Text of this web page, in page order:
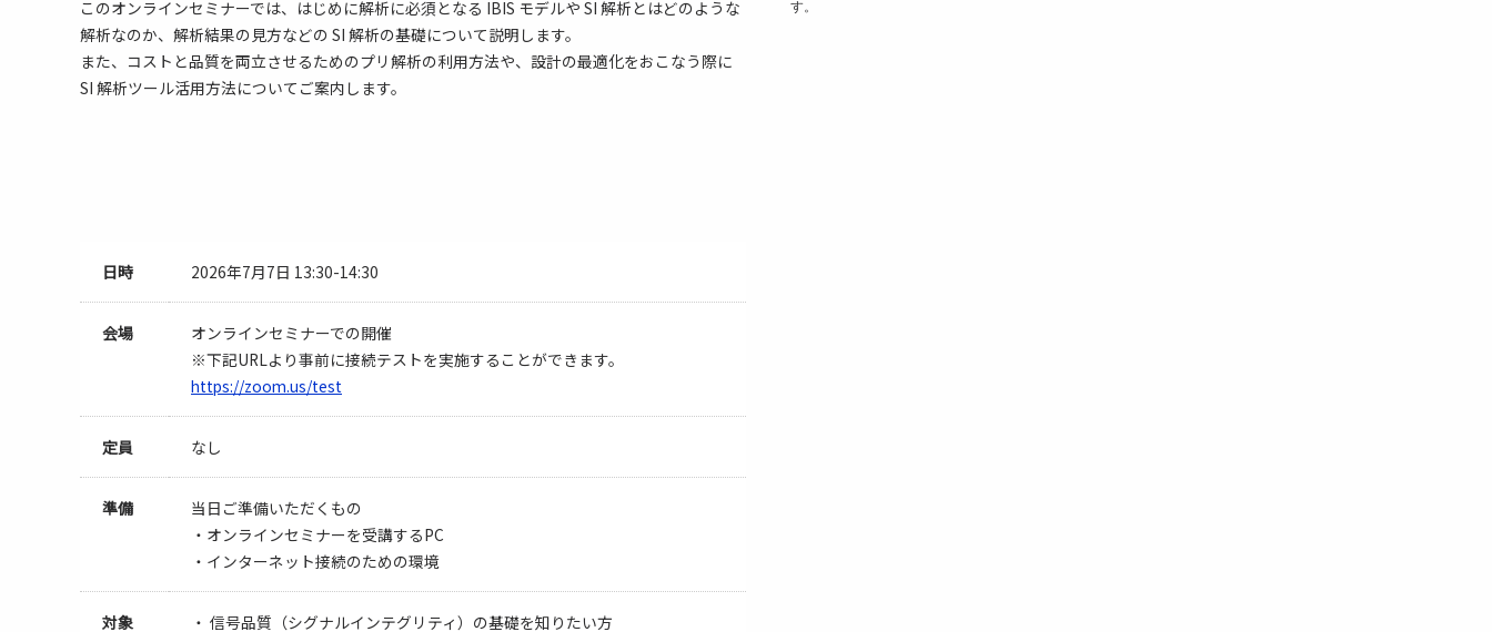
このオンラインセミナーでは、はじめに解析に必須となる IBIS モデルや SI 解析とはどのような
解析なのか、解析結果の見方などの SI 解析の基礎について説明します。
また、コストと品質を両立させるためのプリ解析の利用方法や、設計の最適化をおこなう際に
SI 解析ツール活用方法についてご案内します。
日時 2026年7月7日 13:30-14:30
会場
オンラインセミナーでの開催
※下記URLより事前に接続テストを実施することができます。
https://zoom.us/test
定員 なし
準備
当日ご準備いただくもの
・オンラインセミナーを受講するPC
・インターネット接続のための環境
対象
・ 信号品質（シグナルインテグリティ）の基礎を知りたい方
す。